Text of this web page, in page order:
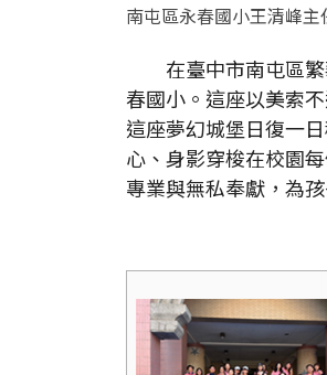
南屯區永春國小王清峰主
在臺中市南屯區繁
春國小。這座以美索
這座夢幻城堡日復一
心、身影穿梭在校園
專業與無私奉獻，為